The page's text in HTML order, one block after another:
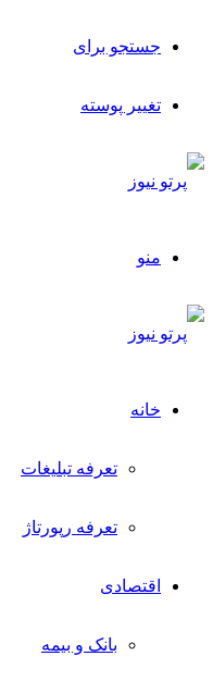
جستجو برای
تغییر پوسته
منو
خانه
تعرفه تبلیغات
تعرفه رپورتاژ
اقتصادی
بانک و بیمه